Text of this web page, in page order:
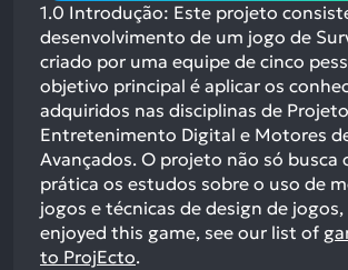
1.0 Introdução: Este projeto
desenvolvimento de um jogo de
criado por uma equipe de cinco
objetivo principal é aplicar os
adquiridos nas disciplinas de
Entretenimento Digital e Motores
Avançados. O projeto não só busca
prática os estudos sobre o uso de
jogos e técnicas de design de
enjoyed this game, see our list of
to ProjEcto.